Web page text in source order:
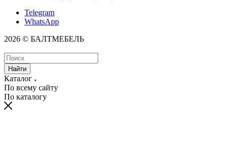
Telegram
WhatsApp
2026 © БАЛТМЕБЕЛЬ
Найти
Каталог
По всему сайту
По каталогу